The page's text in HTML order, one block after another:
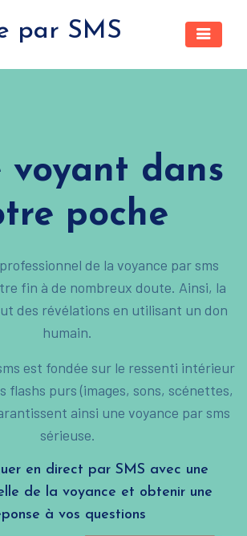
par SMS
voyant dans
poche
de la voyance par sms
fin à de nombreux doute. Ainsi, la
des révélations en utilisant un don
humain.
est fondée sur le ressenti intérieur
flashs purs (images, sons, scénettes,
ainsi une voyance par sms
sérieuse.
en direct par SMS avec une
de la voyance et obtenir une
à vos questions